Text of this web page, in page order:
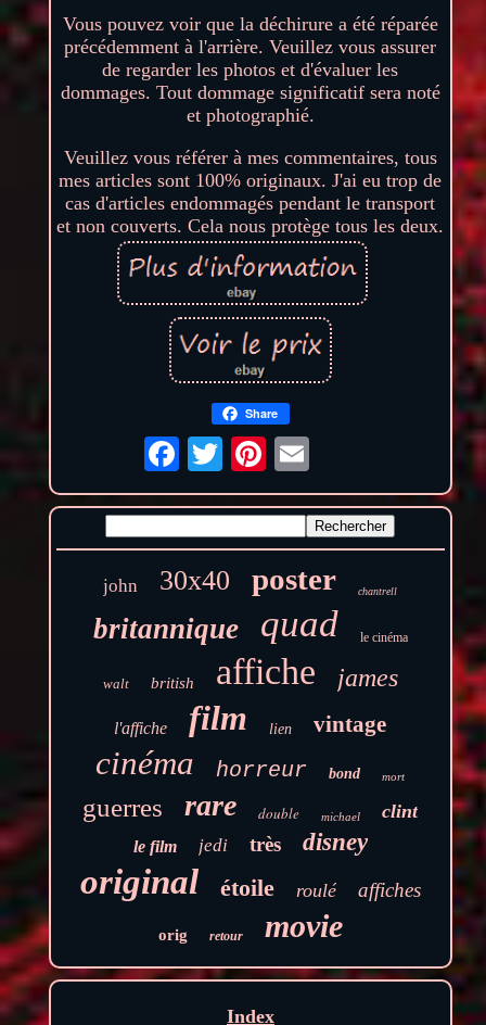
Vous pouvez voir que la déchirure a été réparée
précédemment à l'arrière. Veuillez vous assurer
de regarder les photos et d'évaluer les
dommages. Tout dommage significatif sera noté
et photographié.
Veuillez vous référer à mes commentaires, tous
mes articles sont 100% originaux. J'ai eu trop de
cas d'articles endommagés pendant le transport
et non couverts. Cela nous protège tous les deux.
Share
john 30x40 poster chantrell
britannique quad le cinéma
walt british affiche james
l'affiche film lien vintage
cinéma horreur bond mort
guerres rare double michael clint
le film jedi très disney
original étoile roulé affiches
orig retour movie
Index